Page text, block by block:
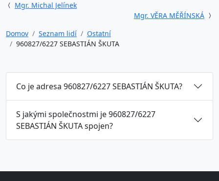
Mgr. Michal Jelínek
Mgr. VĚRA MĚŘÍNSKÁ
Domov
Seznam lidí
Ostatní
960827/6227 SEBASTIÁN ŠKUTA
Co je adresa 960827/6227 SEBASTIÁN ŠKUTA?
S jakými společnostmi je 960827/6227
SEBASTIÁN ŠKUTA spojen?